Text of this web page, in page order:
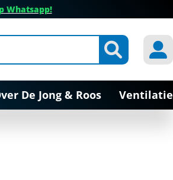
Whatsapp!
De Jong & Roos Ventilatie